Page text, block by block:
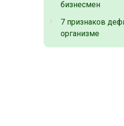
бизнесмен
7 признаков
организме